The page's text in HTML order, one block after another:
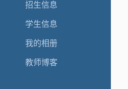
招生信息
学生信息
我的相册
教师博客